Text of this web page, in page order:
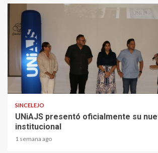
2 min read
SINCELEJO
UNiAJS presentó oficialmente su
institucional
1 semana ago